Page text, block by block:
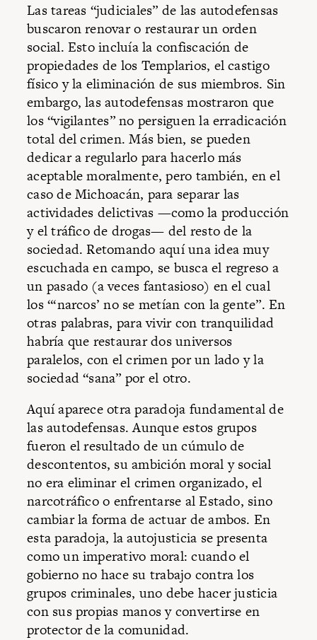
Las tareas “judiciales” de las autodefensas
buscaron renovar o restaurar un orden
social. Esto incluía la confiscación de
propiedades de los Templarios, el castigo
físico y la eliminación de sus miembros. Sin
embargo, las autodefensas mostraron que
los “vigilantes” no persiguen la erradicación
total del crimen. Más bien, se pueden
dedicar a regularlo para hacerlo más
aceptable moralmente, pero también, en el
caso de Michoacán, para separar las
actividades delictivas —como la producción
y el tráfico de drogas— del resto de la
sociedad. Retomando aquí una idea muy
escuchada en campo, se busca el regreso a
un pasado (a veces fantasioso) en el cual
los “‘narcos’ no se metían con la gente”. En
otras palabras, para vivir con tranquilidad
habría que restaurar dos universos
paralelos, con el crimen por un lado y la
sociedad “sana” por el otro.
Aquí aparece otra paradoja fundamental de
las autodefensas. Aunque estos grupos
fueron el resultado de un cúmulo de
descontentos, su ambición moral y social
no era eliminar el crimen organizado, el
narcotráfico o enfrentarse al Estado, sino
cambiar la forma de actuar de ambos. En
esta paradoja, la autojusticia se presenta
como un imperativo moral: cuando el
gobierno no hace su trabajo contra los
grupos criminales, uno debe hacer justicia
con sus propias manos y convertirse en
protector de la comunidad.